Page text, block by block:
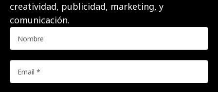
creatividad, publicidad, marketing, y
comunicación.